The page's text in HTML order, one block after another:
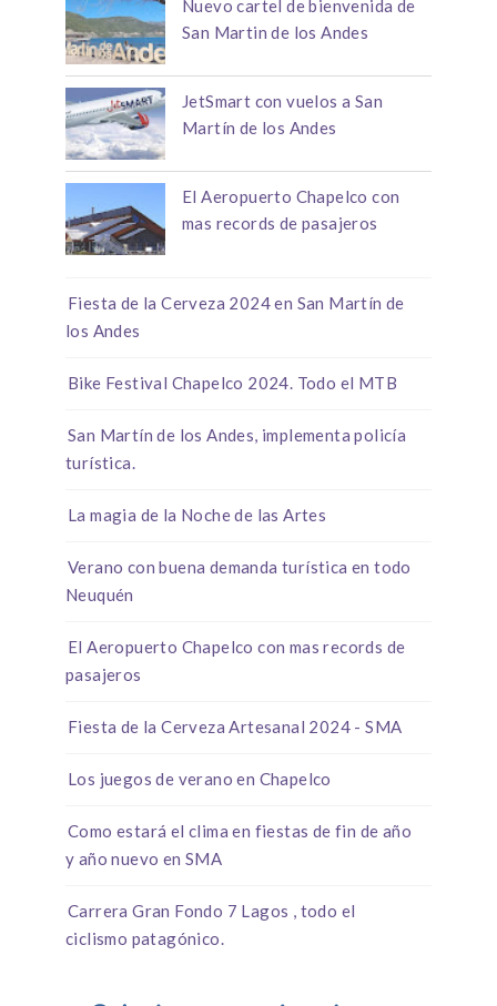
Nuevo cartel de bienvenida de
San Martin de los Andes
JetSmart con vuelos a San
Martín de los Andes
El Aeropuerto Chapelco con
mas records de pasajeros
Fiesta de la Cerveza 2024 en San Martín de
los Andes
Bike Festival Chapelco 2024. Todo el MTB
San Martín de los Andes, implementa policía
turística.
La magia de la Noche de las Artes
Verano con buena demanda turística en todo
Neuquén
El Aeropuerto Chapelco con mas records de
pasajeros
Fiesta de la Cerveza Artesanal 2024 - SMA
Los juegos de verano en Chapelco
Como estará el clima en fiestas de fin de año
y año nuevo en SMA
Carrera Gran Fondo 7 Lagos , todo el
ciclismo patagónico.